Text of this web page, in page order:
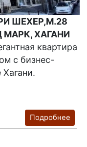
ШЕХЕР,М.28
МАРК, ХАГАНИ
квартира
с бизнес-
Подробнее